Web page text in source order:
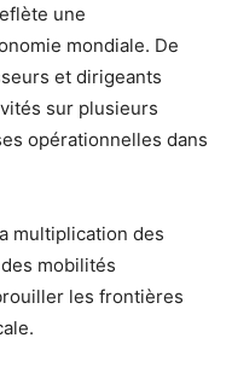
une
mondiale. De
et dirigeants
sur plusieurs
opérationnelles dans
multiplication des
mobilités
les frontières